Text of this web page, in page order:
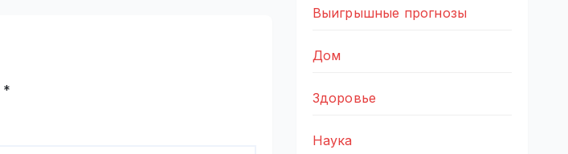
*
Выигрышные прогнозы
Дом
Здоровье
Наука